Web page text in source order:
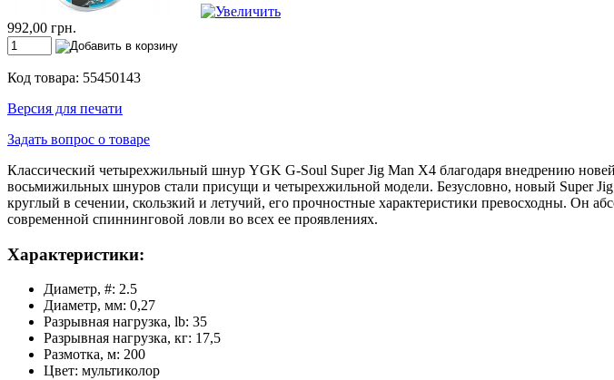
992,00 грн.
Код товара: 55450143
Версия для печати
Задать вопрос о товаре
Классический четырехжильный шнур YGK G-Soul Super Jig Man X4 благодаря внедрению
восьмижильных шнуров стали присущи и четырехжильной модели. Безусловно, новый Super
круглый в сечении, скользкий и летучий, его прочностные характеристики превосходны. Он
современной спиннинговой ловли во всех ее проявлениях.
Характеристики:
Диаметр, #: 2.5
Диаметр, мм: 0,27
Разрывная нагрузка, lb: 35
Разрывная нагрузка, кг: 17,5
Размотка, м: 200
Цвет: мультиколор